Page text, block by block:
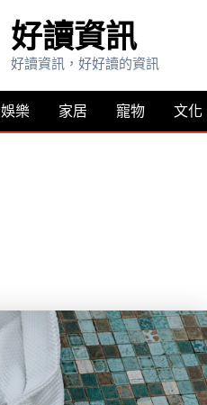
好讀資訊
好讀資訊，好好讀的資訊
娛樂 家居 寵物 文化